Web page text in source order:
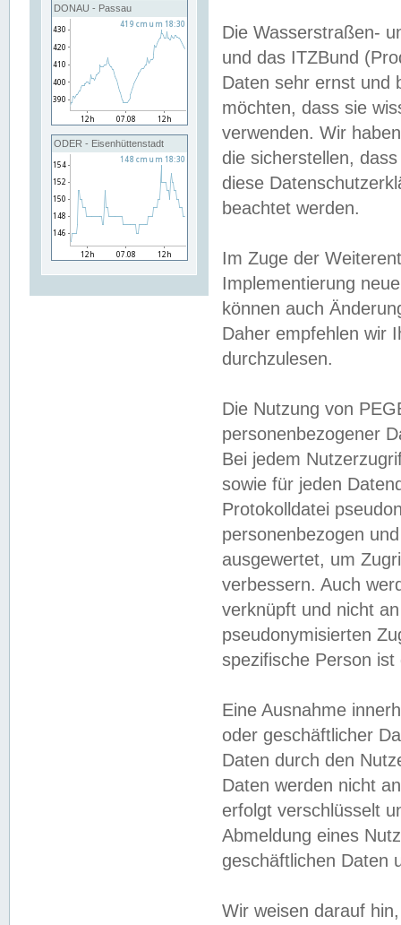
DONAU - Passau
ODER - Eisenhüttenstadt
Die Wasserstraßen-
und das ITZBund
Daten sehr ernst und
möchten, dass sie
verwenden. Wir
die sicherstellen,
diese
beachtet werden.
Im Zuge der
Implementierung
können auch
Daher empfehlen wir
durchzulesen.
Die Nutzung von
personenbezogener
Bei jedem
sowie für jeden
Protokolldatei
personenbezogen
ausgewertet, um
verbessern. Auch
verknüpft und nicht
pseudonymisierten
spezifische Person
Eine Ausnahme
oder geschäftlicher
Daten durch den
Daten werden nicht
erfolgt verschlüsselt
Abmeldung eines
geschäftlichen Daten
Wir weisen darauf